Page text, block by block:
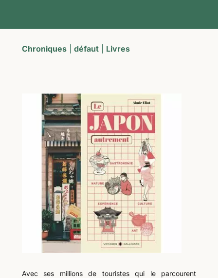
Chroniques| défaut| Livres
Avec ses millions de touristes qui le parcourent